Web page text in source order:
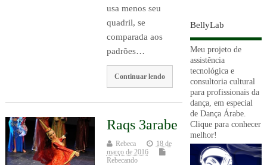
usa menos seu
quadril, se
comparada aos
padrões…
Continuar lendo
Raqs 3arabe
Rebeca
18 de
março de 2016
Rebecando
BellyLab
Meu projeto de
assistência
tecnológica e
consultoria cultural
para profissionais da
dança, em especial
de Dança Árabe.
Clique para conhecer
melhor!